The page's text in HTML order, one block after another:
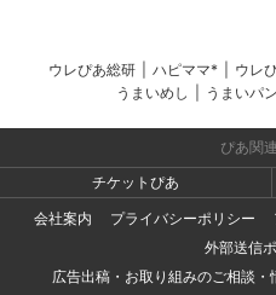
ウレぴあ総研 ハピママ* ウレ
うまいめし
うまいパン
ぴあ関
チケットぴあ
会社案内
プライバシーポリシー
外部送信
広告出稿・お取り組みのご相談